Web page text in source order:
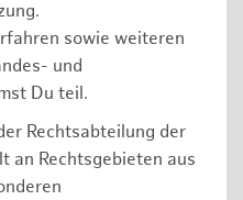
sowie weiteren
und
Du teil.
Rechtsabteilung der
an Rechtsgebieten aus